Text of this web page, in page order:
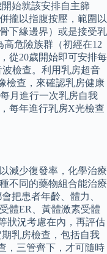
始就該安排自主篩
攏以指腹按壓，範圍以
下緣邊界）或是接受乳
高危險族群（初經在12
從20歲開始即可安排每
檢查。利用乳房超音
檢查，來確認乳房健康
月進行一次乳房自我
每年進行乳房X光檢查
減少復發率，化學治療
不同的藥物組合能治療
把患者年齡、體力、
體ER、黃體激素受體
狀況考慮在內，再評估
乳房檢查，包括自我
，三管齊下，才可隨時